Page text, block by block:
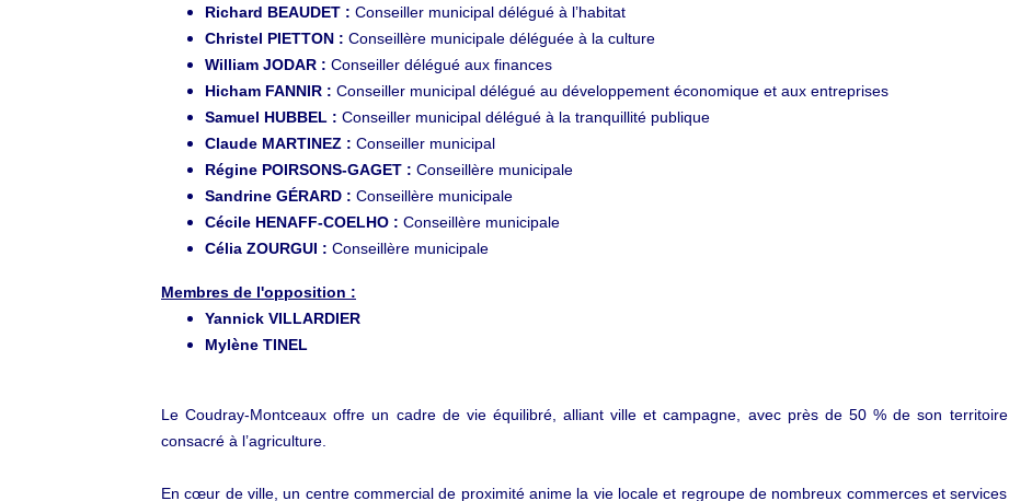
Richard BEAUDET : Conseiller municipal délégué à l’habitat
​​​​​​​Christel PIETTON : Conseillère municipale déléguée à la culture
​​​​​​​William JODAR : Conseiller délégué aux finances
​​​​​​​​​​​​​​Hicham FANNIR : Conseiller municipal délégué au développement économique et aux entreprises
Samuel HUBBEL : Conseiller municipal délégué à la tranquillité publique
Claude MARTINEZ : Conseiller municipal
​​​​​​​Régine POIRSONS-GAGET : Conseillère municipale
Sandrine GÉRARD : Conseillère municipale
Cécile HENAFF-COELHO : Conseillère municipale
​​​​​​​Célia ZOURGUI : Conseillère municipale
Membres de l'opposition :
Yannick VILLARDIER
Mylène TINEL
Le Coudray-Montceaux offre un cadre de vie équilibré, alliant ville et campagne, avec près de 50 % de son territoire
consacré à l’agriculture.
En cœur de ville, un centre commercial de proximité anime la vie locale et regroupe de nombreux commerces et services